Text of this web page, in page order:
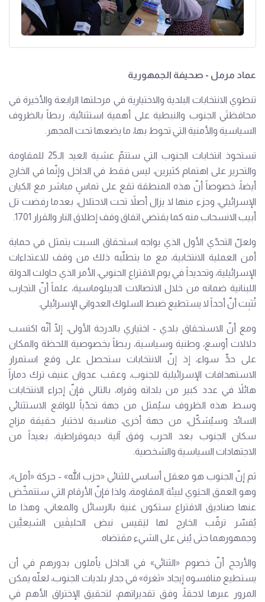
عماد مرمل - صحيفة الجمهورية
تنطوي الانتخابات البلدية والاختيارية في مرحلتها الرابعة والأخيرة في
محافظتَي الجنوب والنبطية على أهمية استثنائية، ربطاً بالظروف
السياسية والأمنية التي تحوط بها، ما يضعها تحت المجهر.
تستحوذ انتخابات الجنوب التي ستتمّ عشية العيد الـ25 للمقاومة
والتحرير على اهتمام كثيرين، ليس فقط في الداخل وإنّما في الخارج
أيضاً، خصوصاً أنّ هذه المنطقة تقع على تماسٍ مباشر مع الكيان
الإسرائيلي، وجزء منها لا يزال أصلاً تحت الاحتلال، بعدما رفضت تل
أبيب الانسحاب منه كما يقتضي اتفاق وقف إطلاق النار والقرار 1701.
ولعلّ التحدّي الأول الذي يواجه استحقاق السبت يتمثل في حماية
أمن العملية الانتخابية، مع ما يتطلّبه ذلك من وقف للاعتداءات
الإسرائيلية، وتحديداً في يوم الاقتراع الجنوبي، الأمر الذي حاولت الدولة
اللبنانية ضمانه من خلال الاتصالات الديبلوماسية، علماً أنّ التجارب
تُثبِت أنّ أحداً لا يستطيع ضبط السلوك العدواني الإسرائيلي.
ومع أنّ الاستحقاق بلدي - اختياري بالدرجة الأولى، إلّا أنّه اكتسب
دلالات أوسع، وطنية وسياسية، ربطاً بخصوصية اللحظة والمكان
على حدٍّ سواء، إذ إنّ الانتخابات ستحصل على وقع استمرار
الاستهدافات الإسرائيلية للجنوب، وعقب عدوان عنيف ترك دماراً
هائلاً في عدد كبير من بلداته وقراه، بالتالي فإنّ إجراء الانتخابات
وسط هذه الظروف سيُمثل من جهة تحدّياً للواقع الاستثنائي
السائد وسيُشكّل، من جهة أخرى، مناسبة لاختبار حقيقة مزاج
سكان الجنوب بعد الحرب وفق آلية ديموقراطية، بعيداً من
الاجتهادات السياسية والشخصية.
ثم إنّ الجنوب هو معقل أساسي للثنائي «حزب الله» - حركة «أمل»،
وهو العمق الحيَوي لبيئة المقاومة، ولذا فإنّ الأرقام التي ستتمخّض
عنها صناديق الاقتراع ستكون غنية بالرسائل والمعاني، وهذا ما
يُفسّر ترقّب الخارج لها ليَقيس نبض الحليفَين الشيعيَّين
وجمهورهما حتى يُبنى على الشيء مقتضاه.
والأرجح أنّ خصوم «الثنائي» في الداخل يأملون بدورهم في أن
يستطيع منافسوه إيجاد «ثغرة» في جدار بلديات الجنوب، لعلّه يمكن
المرور عبرها لاحقاً، وفق تقديراتهم، لتحقيق الإختراق الأهم في